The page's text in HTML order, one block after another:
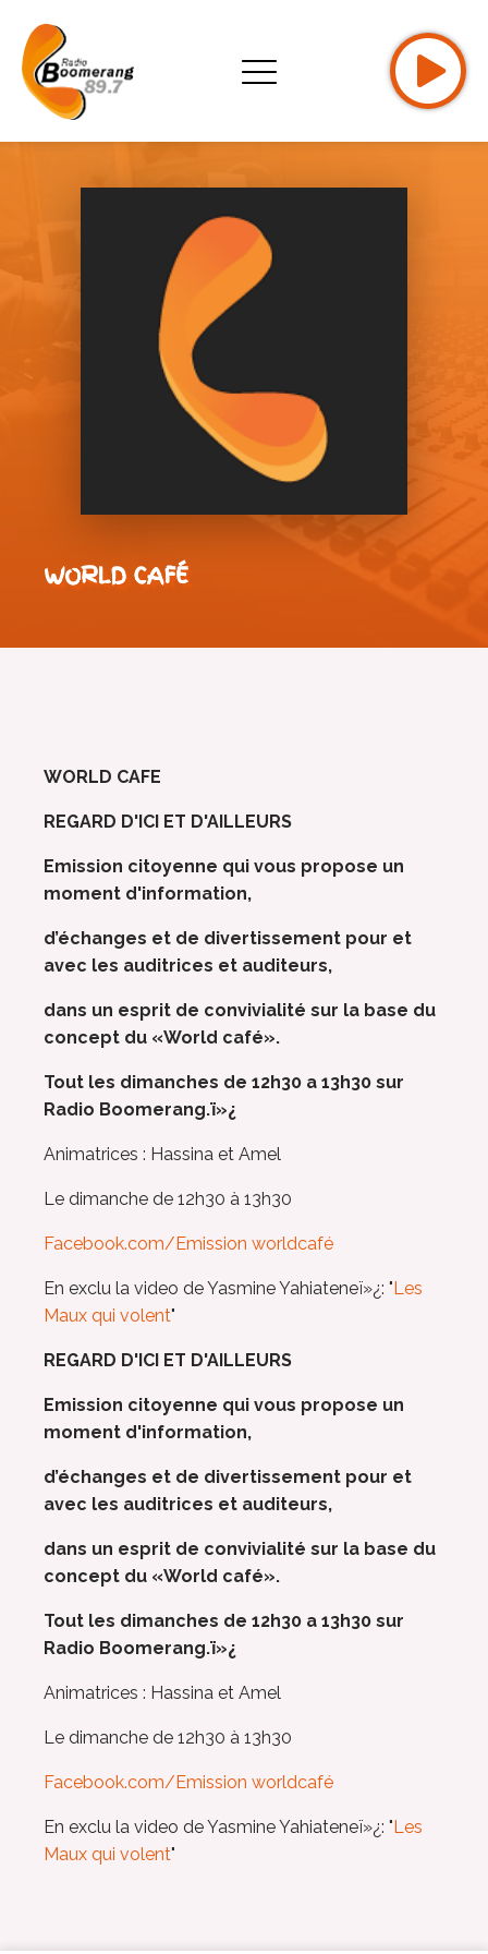
WORLD CAFÉ
WORLD CAFE
REGARD D'ICI ET D'AILLEURS
Emission citoyenne qui vous propose un
moment d'information,
d’échanges et de divertissement pour et
avec les auditrices et auditeurs,
dans un esprit de convivialité sur la base du
concept du «World café».
Tout les dimanches de 12h30 a 13h30 sur
Radio Boomerang.ï»¿
Animatrices : Hassina et Amel
Le dimanche de 12h30 à 13h30
Facebook.com/Emission worldcafé
En exclu la video de Yasmine Yahiateneï»¿: "Les
Maux qui volent"
REGARD D'ICI ET D'AILLEURS
Emission citoyenne qui vous propose un
moment d'information,
d’échanges et de divertissement pour et
avec les auditrices et auditeurs,
dans un esprit de convivialité sur la base du
concept du «World café».
Tout les dimanches de 12h30 a 13h30 sur
Radio Boomerang.ï»¿
Animatrices : Hassina et Amel
Le dimanche de 12h30 à 13h30
Facebook.com/Emission worldcafé
En exclu la video de Yasmine Yahiateneï»¿: "Les
Maux qui volent"